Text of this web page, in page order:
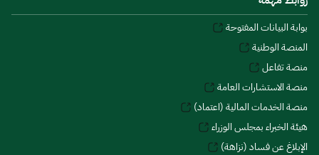
بوابة البيانات المفتوحة
المنصة الوطنية
منصة تفاعل
منصة الاستشارات العامة
منصة الخدمات المالية (اعتماد)
هيئة الخبراء بمجلس الوزراء
الإبلاغ عن فساد (نزاهة)